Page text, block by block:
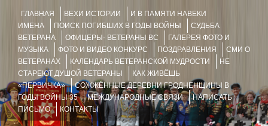
ГЛАВНАЯ ВЕХИ ИСТОРИИ
И В ПАМЯТИ НАВЕКИ
ИМЕНА
ПОИСК ПОГИБШИХ В ГОДЫ ВОЙНЫ
СУДЬБА
ВЕТЕРАНА
ОФИЦЕРЫ- ВЕТЕРАНЫ ВС
ГАЛЕРЕЯ ФОТО И
МУЗЫКА
ФОТО И ВИДЕО КОНКУРС ПОЗДРАВЛЕНИЯ
СМИ О
ВЕТЕРАНАХ
КАЛЕНДАРЬ ВЕТЕРАНСКОЙ МУДРОСТИ
НЕ
СТАРЕЮТ ДУШОЙ ВЕТЕРАНЫ
КАК ЖИВЁШЬ
«ПЕРВИЧКА»
СОЖЖЁННЫЕ ДЕРЕВНИ ГРОДНЕНЩИНЫ В
ГОДЫ ВОЙНЫ 35
МЕЖДУНАРОДНЫЕ СВЯЗИ
НАПИСАТЬ
ПИСЬМО
КОНТАКТЫ